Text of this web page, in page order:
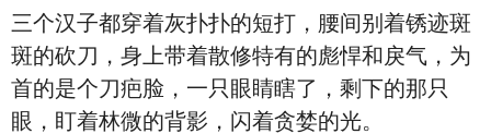
三个汉子都穿着灰扑扑的短打，腰间别着锈迹斑
斑的砍刀，身上带着散修特有的彪悍和戾气，为
首的是个刀疤脸，一只眼睛瞎了，剩下的那只
眼，盯着林微的背影，闪着贪婪的光。